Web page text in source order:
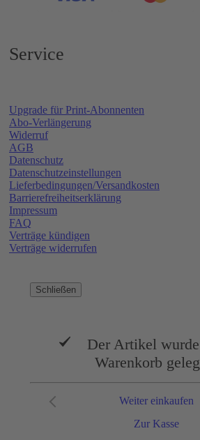
Service
Upgrade für Print-Abonnenten
Abo-Verlängerung
Widerruf
AGB
Datenschutz
Datenschutzeinstellungen
Lieferbedingungen/Versandkosten
Barrierefreiheitserklärung
Impressum
FAQ
Verträge kündigen
Verträge widerrufen
Schließen
Der Artikel
Warenkorb
Zur Kasse
Weiter einkaufen